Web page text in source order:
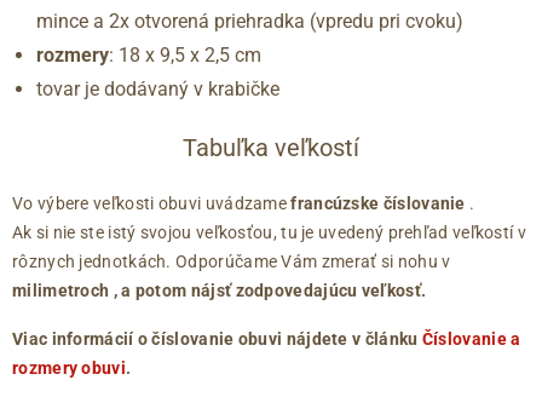
mince a 2x otvorená priehradka (vpredu pri cvoku)
rozmery: 18 x 9,5 x 2,5 cm
tovar je dodávaný v krabičke
Tabuľka veľkostí
Vo výbere veľkosti obuvi uvádzamefrancúzske číslovanie .
Ak si nie ste istý svojou veľkosťou, tu je uvedený prehľad veľkostí v
rôznych jednotkách. Odporúčame Vám zmerať si nohu v
milimetroch , a potom nájsť zodpovedajúcu veľkosť.
Viac informácií o číslovanie obuvi nájdete v článku Číslovanie a
rozmery obuvi.